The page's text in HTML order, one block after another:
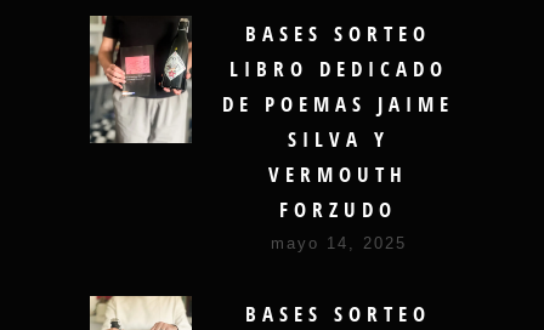
BASES SORTEO
LIBRO DEDICADO
DE POEMAS JAIME
SILVA Y
VERMOUTH
FORZUDO
mayo 14, 2025
BASES SORTEO